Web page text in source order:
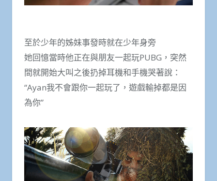
至於少年的姊妹事發時就在少年身旁
她回憶當時他正在與朋友一起玩PUBG，突然
間就開始大叫之後扔掉耳機和手機哭著說：
“Ayan我不會跟你一起玩了，遊戲輸掉都是因
為你”